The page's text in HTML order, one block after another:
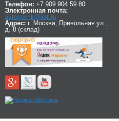
Телефон: +7 909 904 59 80
Электронная почта:
avtocovrik@list.ru
Адрес: г. Москва, Привольная ул.,
д. 8 (склад)